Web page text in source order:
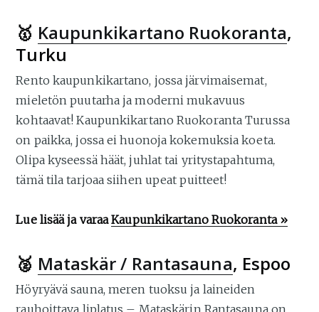
🥇 Kaupunkikartano Ruokoranta,
Turku
Rento kaupunkikartano, jossa järvimaisemat,
mieletön puutarha ja moderni mukavuus
kohtaavat! Kaupunkikartano Ruokoranta Turussa
on paikka, jossa ei huonoja kokemuksia koeta.
Olipa kyseessä häät, juhlat tai yritystapahtuma,
tämä tila tarjoaa siihen upeat puitteet!
Lue lisää ja varaaKaupunkikartano Ruokoranta »
🥈 Mataskär / Rantasauna, Espoo
Höyryävä sauna, meren tuoksu ja laineiden